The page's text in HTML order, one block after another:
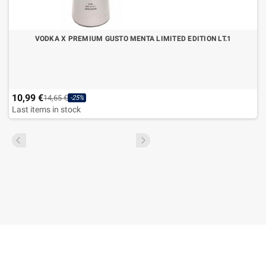
VODKA X PREMIUM GUSTO MENTA LIMITED EDITION LT.1
10,99 €14,65 € -25%
Last items in stock